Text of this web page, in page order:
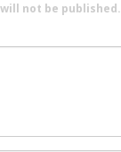
not be published.